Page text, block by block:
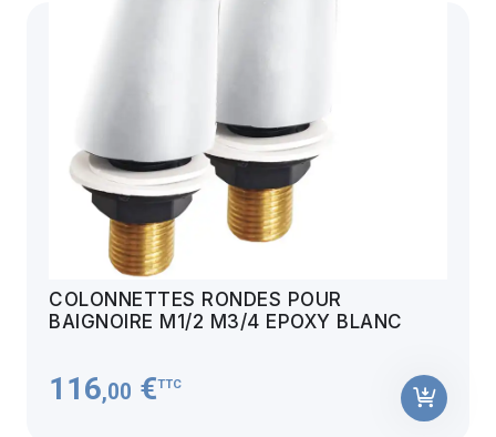
COLONNETTES RONDES POUR
BAIGNOIRE M1/2 M3/4 EPOXY BLANC
116,00 €TTC